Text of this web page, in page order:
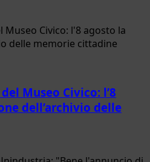
Museo Civico: l’8
dell’archivio delle